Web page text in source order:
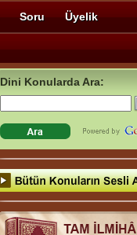
Soru Üyelik
Dini Konularda Ara: